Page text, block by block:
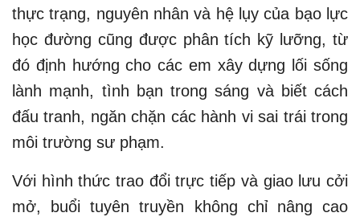
thực trạng, nguyên nhân và hệ lụy của bạo lực
học đường cũng được phân tích kỹ lưỡng, từ
đó định hướng cho các em xây dựng lối sống
lành mạnh, tình bạn trong sáng và biết cách
đấu tranh, ngăn chặn các hành vi sai trái trong
môi trường sư phạm.
Với hình thức trao đổi trực tiếp và giao lưu cởi
mở, buổi tuyên truyền không chỉ nâng cao